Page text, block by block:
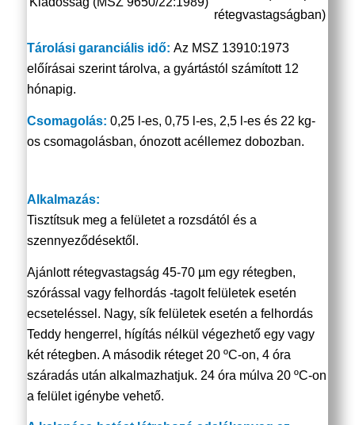
rétegvastagságban)
Tárolási garanciális idő: Az MSZ 13910:1973
előírásai szerint tárolva, a gyártástól számított 12
hónapig.
Csomagolás: 0,25 l-es, 0,75 l-es, 2,5 l-es és 22 kg-
os csomagolásban, ónozott acéllemez dobozban.
Alkalmazás:
Tisztítsuk meg a felületet a rozsdától és a
szennyeződésektől.
Ajánlott rétegvastagság 45-70 µm egy rétegben,
szórással vagy felhordás -tagolt felületek esetén
ecseteléssel. Nagy, sík felületek esetén a felhordás
Teddy hengerrel, hígítás nélkül végezhető egy vagy
két rétegben. A második réteget 20 ºC-on, 4 óra
száradás után alkalmazhatjuk. 24 óra múlva 20 ºC-on
a felület igénybe vehető.